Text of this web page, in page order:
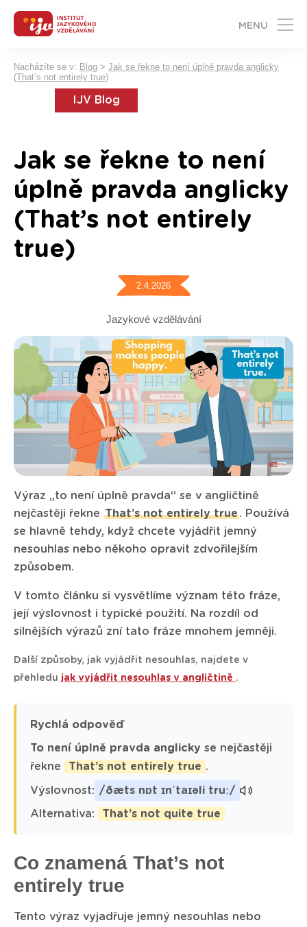
MENU
Nacházíte se v: Blog > Jak se řekne to není úplně pravda anglicky
(That’s not entirely true)
IJV Blog
Jak se řekne to není
úplně pravda anglicky
(That’s not entirely
true)
2.4.2026
Jazykové vzdělávání
Výraz „to není úplně pravda“ se v angličtině
nejčastěji řekne That’s not entirely true. Používá
se hlavně tehdy, když chcete vyjádřit jemný
nesouhlas nebo někoho opravit zdvořilejším
způsobem.
V tomto článku si vysvětlíme význam této fráze,
její výslovnost i typické použití. Na rozdíl od
silnějších výrazů zní tato fráze mnohem jemněji.
Další způsoby, jak vyjádřit nesouhlas, najdete v
přehledu jak vyjádřit nesouhlas v angličtině .
Rychlá odpověď
To není úplně pravda anglicky se nejčastěji
řekne
That’s not entirely true .
Výslovnost: /ðæts nɒt ɪnˈtaɪəli truː/
Alternativa: That’s not quite true
Co znamená That’s not
entirely true
Tento výraz vyjadřuje jemný nesouhlas nebo